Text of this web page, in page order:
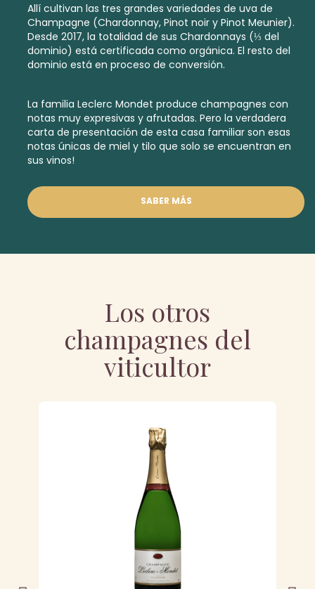
Allí cultivan las tres grandes variedades de uva de
Champagne (Chardonnay, Pinot noir y Pinot Meunier).
Desde 2017, la totalidad de sus Chardonnays (⅓ del
dominio) está certificada como orgánica. El resto del
dominio está en proceso de conversión.
La familia Leclerc Mondet produce champagnes con
notas muy expresivas y afrutadas. Pero la verdadera
carta de presentación de esta casa familiar son esas
notas únicas de miel y tilo que solo se encuentran en
sus vinos!
SABER MÁS
Los otros
champagnes del
viticultor